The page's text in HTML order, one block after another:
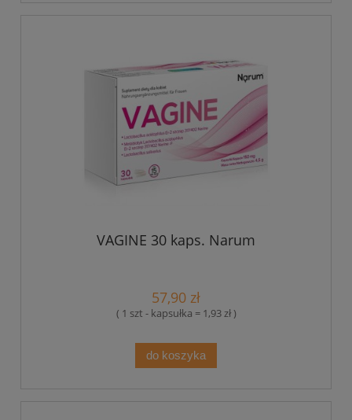
VAGINE 30 kaps. Narum
57,90 zł
( 1 szt - kapsułka = 1,93 zł )
do koszyka